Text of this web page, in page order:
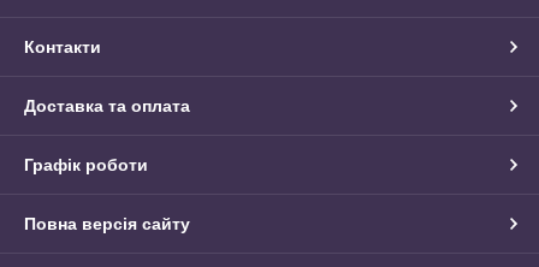
Контакти
Доставка та оплата
Графік роботи
Повна версія сайту